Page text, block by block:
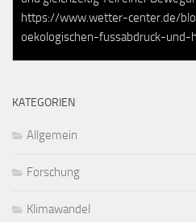
https://www.wetter-center.de/
oekologischen-fussabdruck-und-
KATEGORIEN
Allgemein
Forschung
Klimawandel